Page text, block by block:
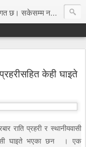
जानकारी, समाचार पस्कने छु।
केही घाइते
राति प्रहरी र स्थानीयवासी
घाइते भएका छन । एक